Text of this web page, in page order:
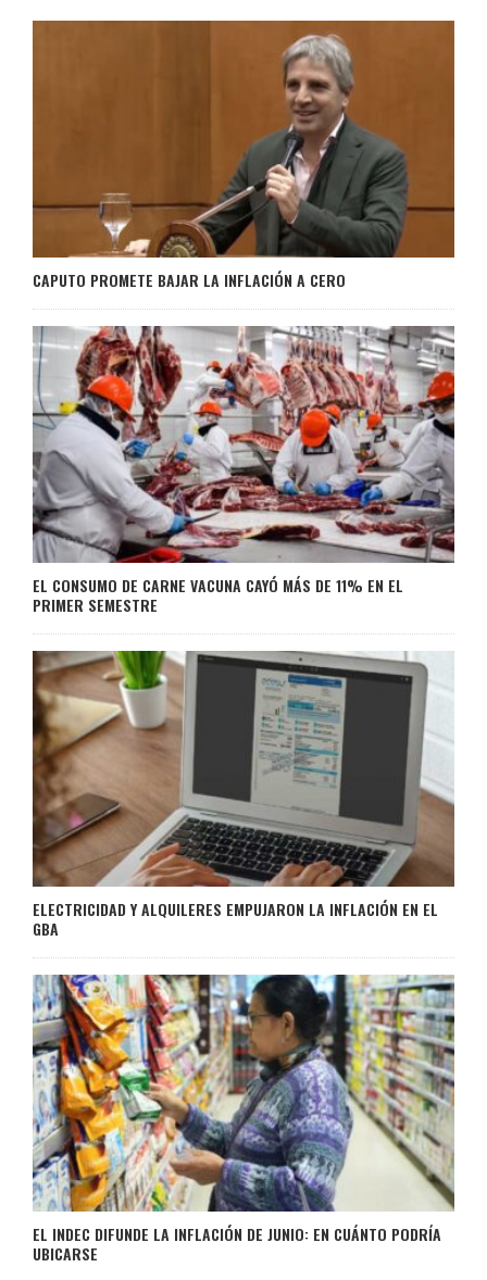
CAPUTO PROMETE BAJAR LA INFLACIÓN A CERO
EL CONSUMO DE CARNE VACUNA CAYÓ MÁS DE 11% EN EL
PRIMER SEMESTRE
ELECTRICIDAD Y ALQUILERES EMPUJARON LA INFLACIÓN EN EL
GBA
EL INDEC DIFUNDE LA INFLACIÓN DE JUNIO: EN CUÁNTO PODRÍA
UBICARSE